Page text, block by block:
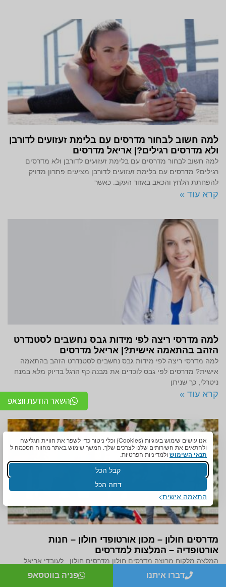
אנו עושים שימוש בעוגיות (Cookies) וכלי ניטור כדי לשפר את חוויית הגלישה
ולהתאים את השירותים שלנו לצרכים שלך. המשך שימוש באתר מהווה הסכמה ל
תנאי השימוש ולמדיניות הפרטיות.
קבל הכל
דחה הכל
התאמה אישית
למה חשוב לבחור מדרסים עם בלימת זעזועים לדורבן
ולא מדרסים רגילים?| אריאל מדרסים
למה חשוב לבחור מדרסים עם בלימת זעזועים לדורבן ולא מדרסים
רגילים? מדרסים עם בלימת זעזועים לדורבן מציעים פתרון מדויק
להפחתת הלחץ והכאב באזור העקב. כאשר
קרא עוד »
למה מדרסי ריצה לפי מידות גבס נחשבים לסטנדרט
הזהב בהתאמה אישית?| אריאל מדרסים
למה מדרסי ריצה לפי מידות גבס נחשבים לסטנדרט הזהב בהתאמה
אישית? מדרסים לפי גבס לוכדים את מבנה כף הרגל בדיוק מלא במנח
ניטרלי, כך שניתן
קרא עוד »
מדרסים חולון – מכון אורטופדי חולון – חנות
אורטופדיה – המלצות למדרסים
המלצה מלקוח מרוצה מדרסים חולון מדרסים חולון.. לעובדי אריאל
קומפורטשמי תרצה, אני גרה בחולון ורציתי לספר על החוויה הנהדרת
שהייתה לי במכון אריאל קומפורט. הגעתי
השאר הודעת ווצאפ
דברו איתנו פניה בווטסאפ